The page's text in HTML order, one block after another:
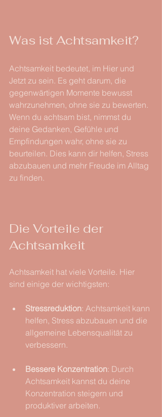
Was ist Achtsamkeit?
Achtsamkeit bedeutet, im Hier und
Jetzt zu sein. Es geht darum, die
gegenwärtigen Momente bewusst
wahrzunehmen, ohne sie zu bewerten.
Wenn du achtsam bist, nimmst du
deine Gedanken, Gefühle und
Empfindungen wahr, ohne sie zu
beurteilen. Dies kann dir helfen, Stress
abzubauen und mehr Freude im Alltag
zu finden.
Die Vorteile der
Achtsamkeit
Achtsamkeit hat viele Vorteile. Hier
sind einige der wichtigsten:
Stressreduktion: Achtsamkeit kann
helfen, Stress abzubauen und die
allgemeine Lebensqualität zu
verbessern.
Bessere Konzentration: Durch
Achtsamkeit kannst du deine
Konzentration steigern und
produktiver arbeiten.